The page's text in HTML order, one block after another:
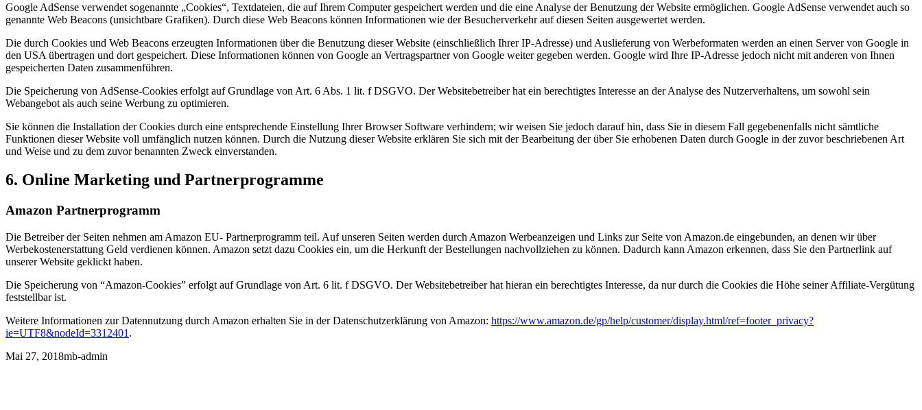
Google AdSense verwendet sogenannte „Cookies“, Textdateien, die auf Ihrem Computer gespeichert werden und die eine Analyse der Benutzung der Website ermöglichen. Google AdSense verwendet auch so
genannte Web Beacons (unsichtbare Grafiken). Durch diese Web Beacons können Informationen wie der Besucherverkehr auf diesen Seiten ausgewertet werden.
Die durch Cookies und Web Beacons erzeugten Informationen über die Benutzung dieser Website (einschließlich Ihrer IP-Adresse) und Auslieferung von Werbeformaten werden an einen Server von Google in
den USA übertragen und dort gespeichert. Diese Informationen können von Google an Vertragspartner von Google weiter gegeben werden. Google wird Ihre IP-Adresse jedoch nicht mit anderen von Ihnen
gespeicherten Daten zusammenführen.
Die Speicherung von AdSense-Cookies erfolgt auf Grundlage von Art. 6 Abs. 1 lit. f DSGVO. Der Websitebetreiber hat ein berechtigtes Interesse an der Analyse des Nutzerverhaltens, um sowohl sein
Webangebot als auch seine Werbung zu optimieren.
Sie können die Installation der Cookies durch eine entsprechende Einstellung Ihrer Browser Software verhindern; wir weisen Sie jedoch darauf hin, dass Sie in diesem Fall gegebenenfalls nicht sämtliche
Funktionen dieser Website voll umfänglich nutzen können. Durch die Nutzung dieser Website erklären Sie sich mit der Bearbeitung der über Sie erhobenen Daten durch Google in der zuvor beschriebenen Art
und Weise und zu dem zuvor benannten Zweck einverstanden.
6. Online Marketing und Partnerprogramme
Amazon Partnerprogramm
Die Betreiber der Seiten nehmen am Amazon EU- Partnerprogramm teil. Auf unseren Seiten werden durch Amazon Werbeanzeigen und Links zur Seite von Amazon.de eingebunden, an denen wir über
Werbekostenerstattung Geld verdienen können. Amazon setzt dazu Cookies ein, um die Herkunft der Bestellungen nachvollziehen zu können. Dadurch kann Amazon erkennen, dass Sie den Partnerlink auf
unserer Website geklickt haben.
Die Speicherung von “Amazon-Cookies” erfolgt auf Grundlage von Art. 6 lit. f DSGVO. Der Websitebetreiber hat hieran ein berechtigtes Interesse, da nur durch die Cookies die Höhe seiner Affiliate-Vergütung
feststellbar ist.
Weitere Informationen zur Datennutzung durch Amazon erhalten Sie in der Datenschutzerklärung von Amazon: https://www.amazon.de/gp/help/customer/display.html/ref=footer_privacy?
ie=UTF8&nodeId=3312401 .
Mai 27, 2018mb-admin